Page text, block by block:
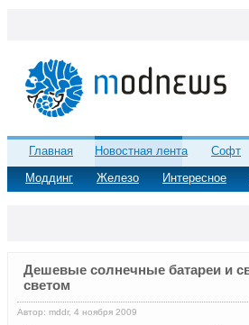
Главная
Новостная лента
Моддинг
Железо Интересное
Софт
Дешевые солнечные батареи и
светом
Автор: mddr, 4 ноября 2009